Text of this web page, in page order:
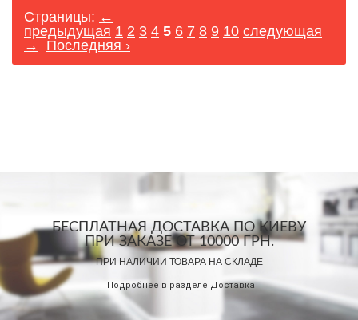
Страницы: ←
предыдущая 1 2 3 4 5 6 7 8 9 10 следующая
→
Последняя ›
БЕСПЛАТНАЯ ДОСТАВКА ПО КИЕВУ
ПРИ ЗАКАЗЕ ОТ 10000 ГРН.
ПРИ НАЛИЧИИ ТОВАРА НА СКЛАДЕ
Подробнее в разделе Доставка